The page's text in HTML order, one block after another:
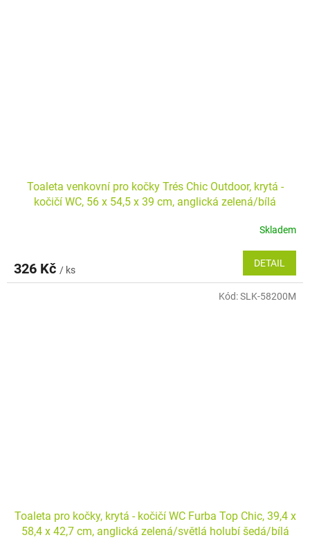
Toaleta venkovní pro kočky Trés Chic Outdoor, krytá -
kočičí WC, 56 x 54,5 x 39 cm, anglická zelená/bílá
Skladem
326 Kč / ks
DETAIL
Toaleta pro kočky, krytá - kočičí WC Furba Top Chic, 39,4 x
58,4 x 42,7 cm, anglická zelená/světlá holubí šedá/bílá
Kód:SLK-58200M